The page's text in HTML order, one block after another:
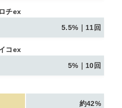
チex
5.5%｜11回
コex
5%｜10回
約42%